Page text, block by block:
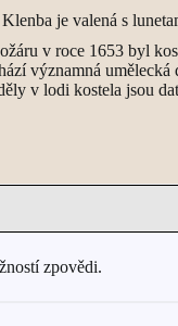
je valená s
v roce 1653 byl
významná
v lodi kostela jsou
zpovědi.